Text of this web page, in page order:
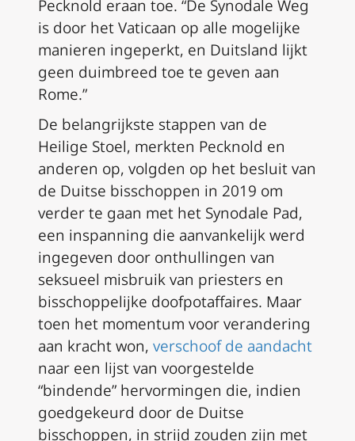
Pecknold eraan toe. “De Synodale Weg
is door het Vaticaan op alle mogelijke
manieren ingeperkt, en Duitsland lijkt
geen duimbreed toe te geven aan
Rome.”
De belangrijkste stappen van de
Heilige Stoel, merkten Pecknold en
anderen op, volgden op het besluit van
de Duitse bisschoppen in 2019 om
verder te gaan met het Synodale Pad,
een inspanning die aanvankelijk werd
ingegeven door onthullingen van
seksueel misbruik van priesters en
bisschoppelijke doofpotaffaires. Maar
toen het momentum voor verandering
aan kracht won, verschoof de aandacht
naar een lijst van voorgestelde
“bindende” hervormingen die, indien
goedgekeurd door de Duitse
bisschoppen, in strijd zouden zijn met